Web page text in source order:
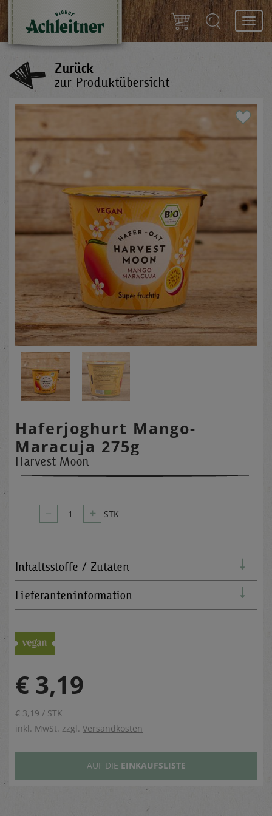
Zurück
zur Produktübersicht
Haferjoghurt Mango-
Maracuja 275g
Harvest Moon
– 1 + STK
Inhaltsstoffe / Zutaten
Lieferanteninformation
€ 3,19
€ 3,19 / STK
inkl. MwSt. zzgl. Versandkosten
AUF DIE EINKAUFSLISTE